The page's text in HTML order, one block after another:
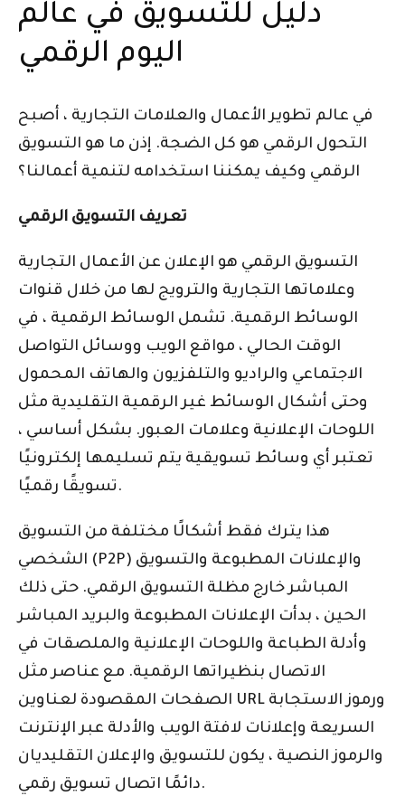
دليل للتسويق في عالم
اليوم الرقمي
في عالم تطوير الأعمال والعلامات التجارية ، أصبح
التحول الرقمي هو كل الضجة. إذن ما هو التسويق
الرقمي وكيف يمكننا استخدامه لتنمية أعمالنا؟
تعريف التسويق الرقمي
التسويق الرقمي هو الإعلان عن الأعمال التجارية
وعلاماتها التجارية والترويج لها من خلال قنوات
الوسائط الرقمية. تشمل الوسائط الرقمية ، في
الوقت الحالي ، مواقع الويب ووسائل التواصل
الاجتماعي والراديو والتلفزيون والهاتف المحمول
وحتى أشكال الوسائط غير الرقمية التقليدية مثل
اللوحات الإعلانية وعلامات العبور. بشكل أساسي ،
تعتبر أي وسائط تسويقية يتم تسليمها إلكترونيًا
تسويقًا رقميًا.
هذا يترك فقط أشكالًا مختلفة من التسويق
الشخصي (P2P) والإعلانات المطبوعة والتسويق
المباشر خارج مظلة التسويق الرقمي. حتى ذلك
الحين ، بدأت الإعلانات المطبوعة والبريد المباشر
وأدلة الطباعة واللوحات الإعلانية والملصقات في
الاتصال بنظيراتها الرقمية. مع عناصر مثل
الصفحات المقصودة لعناوين URL ورموز الاستجابة
السريعة وإعلانات لافتة الويب والأدلة عبر الإنترنت
والرموز النصية ، يكون للتسويق والإعلان التقليديان
دائمًا اتصال تسويق رقمي.